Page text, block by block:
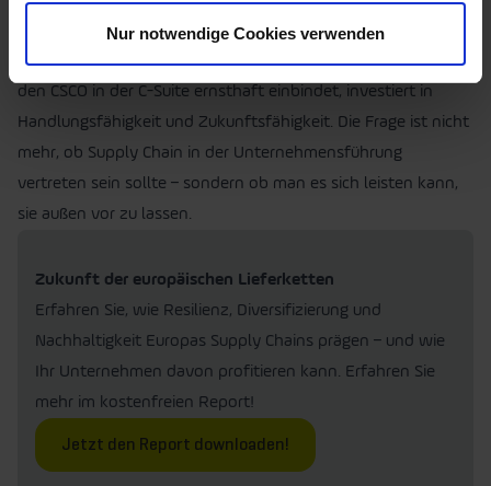
Nur notwendige Cookies verwenden
Geschäftsmodelle.
Doch diese Rolle braucht strukturelle Rückendeckung. Wer
den CSCO in der C-Suite ernsthaft einbindet, investiert in
Handlungsfähigkeit und Zukunftsfähigkeit. Die Frage ist nicht
mehr, ob Supply Chain in der Unternehmensführung
vertreten sein sollte – sondern ob man es sich leisten kann,
sie außen vor zu lassen.
Zukunft der europäischen Lieferketten
Erfahren Sie, wie Resilienz, Diversifizierung und
Nachhaltigkeit Europas Supply Chains prägen – und wie
Ihr Unternehmen davon profitieren kann. Erfahren Sie
mehr im kostenfreien Report!
Jetzt den Report downloaden!